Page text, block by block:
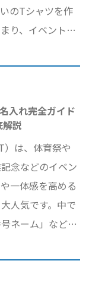
のTシャツを作
り、イベントを
Tシャツ デザイ
「クラスティ
スTシャツ 業社
れやすいキーワ
しゃれに仕上げ
方法を紹介。 体
なデザイン例も
入れ完全ガイド
解説
）は、体育祭や
念などのイベン
一体感を高める
人気です。中で
ネーム」などの
、思い出に残る